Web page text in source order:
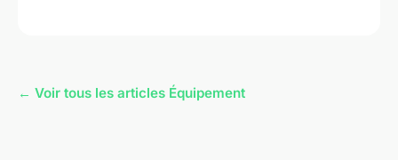
← Voir tous les articles Équipement